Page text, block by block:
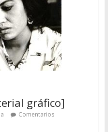
gráfico]
Comentarios